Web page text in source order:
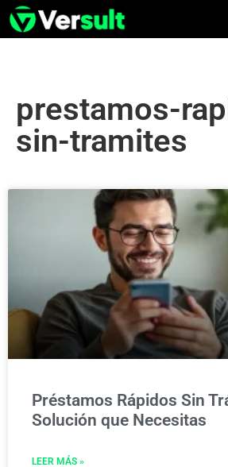
prestamos-
sin-tramites
Préstamos Rápidos Sin
Solución que Necesitas
LEER MÁS »